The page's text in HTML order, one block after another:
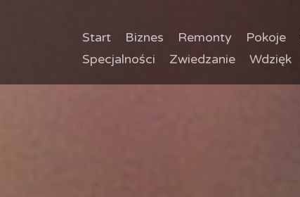
Start Biznes Remonty Pokoje
Specjalności
Zwiedzanie Wdzięk